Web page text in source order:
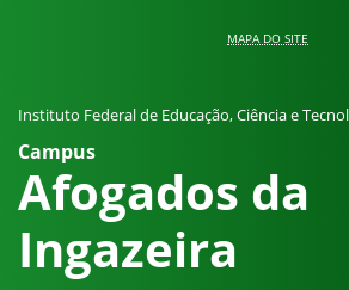
MAPA DO SITE
Instituto Federal de Educação, Ciência e
Campus
Afogados da
Ingazeira